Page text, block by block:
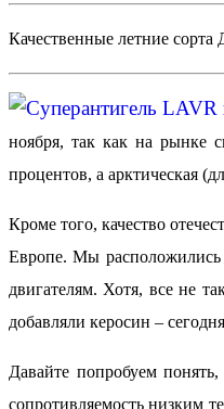
Качественные летние сорта
ноября, так как на рынке
процентов, а арктическая
Кроме того, качество
Европе. Мы расположились
двигателям. Хотя, все не
добавляли керосин –
Давайте попробуем
сопротивляемость низким